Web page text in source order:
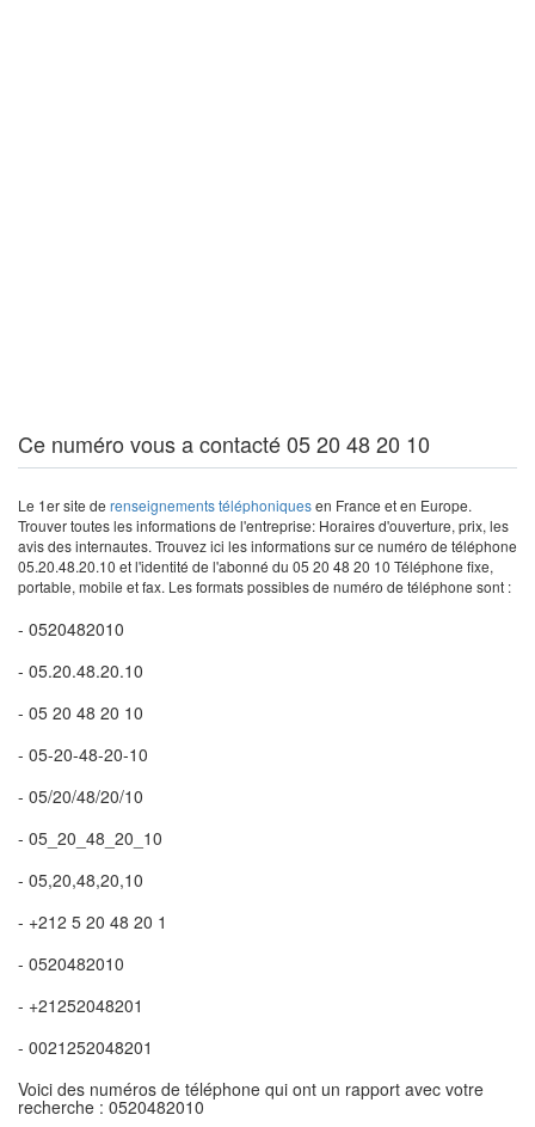
Ce numéro vous a contacté 05 20 48 20 10
Le 1er site de renseignements téléphoniquesen France et en Europe.
Trouver toutes les informations de l'entreprise: Horaires d'ouverture, prix, les
avis des internautes. Trouvez ici les informations sur ce numéro de téléphone
05.20.48.20.10 et l'identité de l'abonné du 05 20 48 20 10 Téléphone fixe,
portable, mobile et fax. Les formats possibles de numéro de téléphone sont :
- 0520482010
- 05.20.48.20.10
- 05 20 48 20 10
- 05-20-48-20-10
- 05/20/48/20/10
- 05_20_48_20_10
- 05,20,48,20,10
- +212 5 20 48 20 1
- 0520482010
- +21252048201
- 0021252048201
Voici des numéros de téléphone qui ont un rapport avec votre
recherche : 0520482010